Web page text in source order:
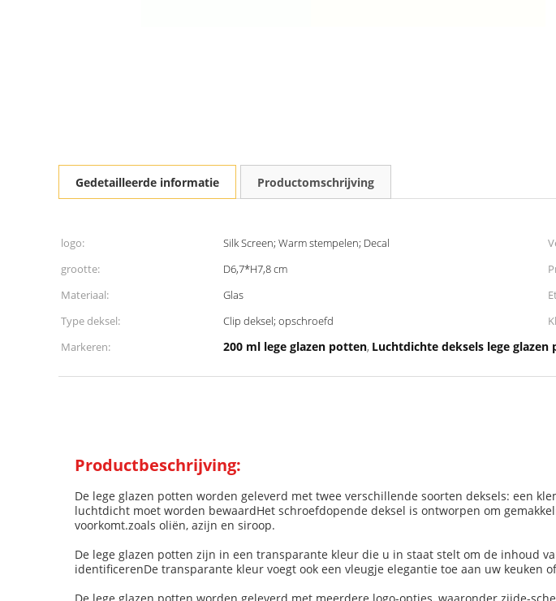
Gedetailleerde informatie Productomschrijving
logo: Silk Screen; Warm stempelen; Decal
grootte:
D6,7*H7,8 cm
Materiaal:
Glas
Type deksel:
Clip deksel; opschroefd
Markeren:
200 ml lege glazen potten, Luchtdichte deksels lege glazen
Productbeschrijving:
De lege glazen potten worden geleverd met twee verschillende soorten deksels: een
luchtdicht moet worden bewaardHet schroefdopende deksel is ontworpen om
voorkomt.zoals oliën, azijn en siroop.
De lege glazen potten zijn in een transparante kleur die u in staat stelt om de inhoud
identificerenDe transparante kleur voegt ook een vleugje elegantie toe aan uw keuken